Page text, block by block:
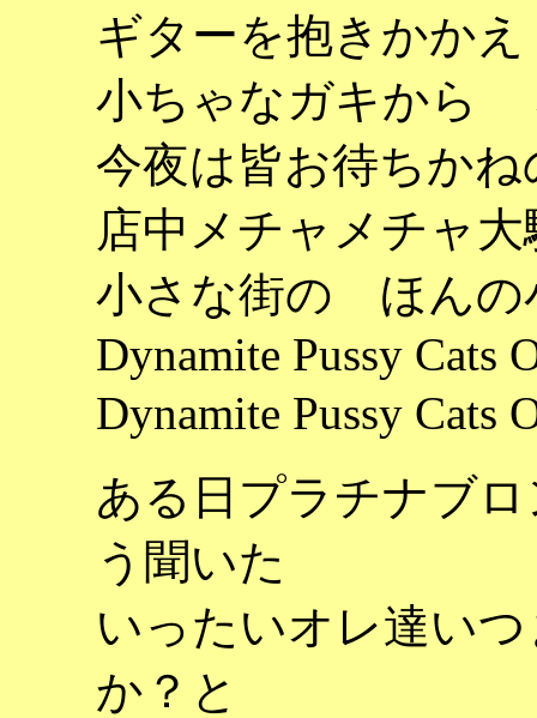
ギターを抱きかか
小ちゃなガキから
今夜は皆お待ちかね
店中メチャメチャ
小さな街の ほんの
Dynamite Pussy Cats
Dynamite Pussy Cats
ある日プラチナブ
う聞いた
いったいオレ達い
か？と